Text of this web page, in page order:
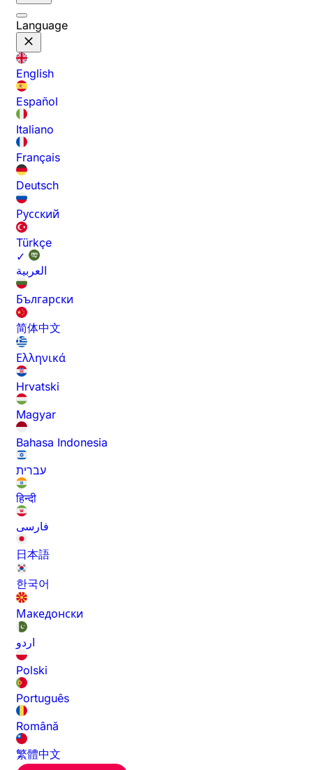
Language
English
Español
Italiano
Français
Deutsch
Русский
Türkçe
✓
العربية
Български
简体中文
Ελληνικά
Hrvatski
Magyar
Bahasa Indonesia
עברית
हिन्दी
فارسی
日本語
한국어
Македонски
اردو
Polski
Português
Română
繁體中文